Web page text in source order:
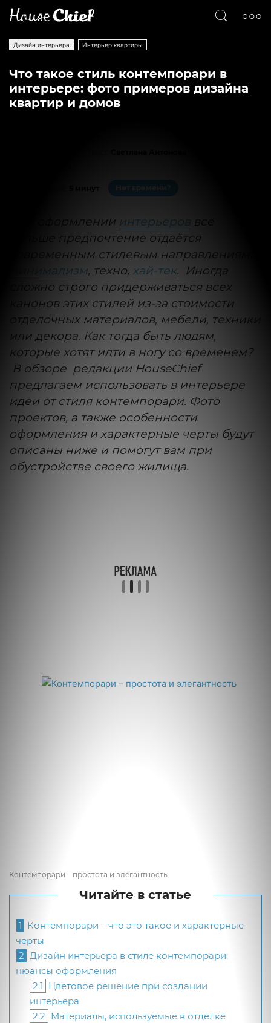
Дизайн интерьера Интерьер квартиры
Что такое стиль контемпорари в
интерьере: фото примеров дизайна
квартир и домов
При оформлении интерьеров
всё
больше предпочтение отдаётся
современным стилевым направлениям:
минимализм, техно, хай-тек. Иногда
сложно строго придерживаться всех
канонов этих стилей из-за стоимости
отделочных материалов, мебели, техники
или декора. Как тогда быть людям,
которые хотят идти в ногу со временем?
В обзоре редакции HouseChief
предлагаем использовать в интерьере
идеи от стиля контемпорари. Фото
проектов, а также особенности
оформления и характерные черты будут
описаны ниже и помогут вам при
обустройстве своего жилища.
Контемпорари – простота и элегантность
Читайте в статье
1 Контемпорари – что это такое и характерные
черты
2 Дизайн интерьера в стиле контемпорари:
нюансы оформления
2.1 Цветовое решение при создании
интерьера
2.2 Материалы, используемые в отделке